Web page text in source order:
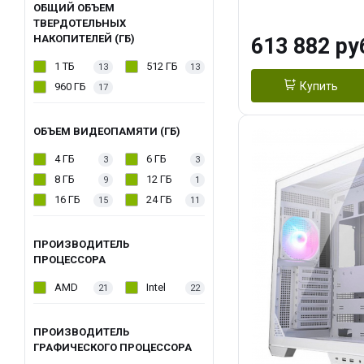
ОБЩИЙ ОБЪЕМ
ТВЕРДОТЕЛЬНЫХ
НАКОПИТЕЛЕЙ (ГБ)
1 ТБ 13 512 ГБ 13
960 ГБ 17
ОБЪЕМ ВИДЕОПАМЯТИ (ГБ)
4 ГБ 3 6 ГБ 3
8 ГБ 9 12 ГБ 1
16 ГБ 15 24 ГБ 11
ПРОИЗВОДИТЕЛЬ
ПРОЦЕССОРА
AMD 21 Intel 22
ПРОИЗВОДИТЕЛЬ
ГРАФИЧЕСКОГО ПРОЦЕССОРА
Turbo/ 960 ГБ
613 882
Купить